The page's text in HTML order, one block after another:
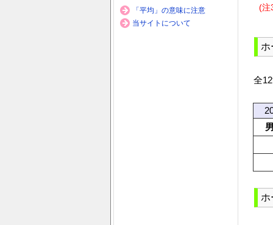
(注
ホ
全
ホ
「平均」の意味に注意
当サイトについて